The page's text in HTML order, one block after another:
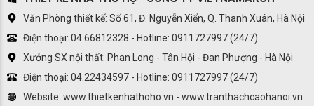
Văn Phòng thiết kế: Số 61, Đ. Nguyễn Xiển, Q. Thanh Xuân, Hà Nội
Điện thoại: 04.66812328 - Hotline: 0911727997 (24/7)
Xưởng SX nội thất: Phan Long - Tân Hội - Đan Phượng - Hà Nội
Điện thoại: 04.22434597 - Hotline: 0911727997 (24/7)
Website: www.thietkenhathoho.vn - www.tranthachcaohanoi.vn